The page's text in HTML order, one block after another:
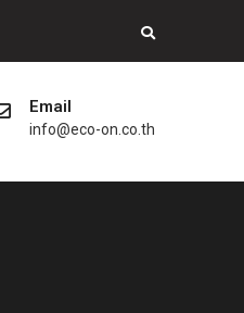
Email
info@eco-on.co.th